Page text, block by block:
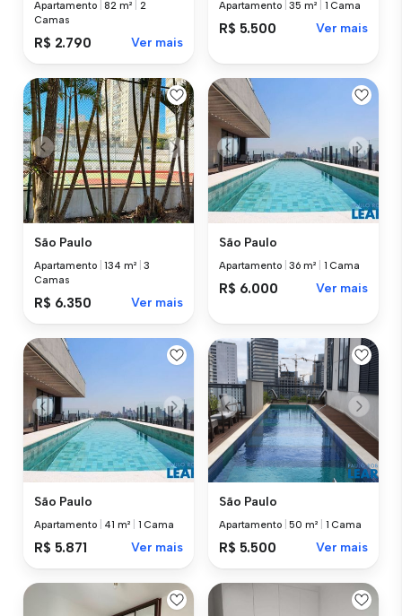
Apartamento |82 m²
2
Camas
R$ 2.790 Ver mais
Apartamento |35 m² 1 Cama
R$ 5.500 Ver mais
São Paulo
Apartamento |134 m² |3
Camas
R$ 6.350 Ver mais
São Paulo
Apartamento |36 m² 1 Cama
R$ 6.000 Ver mais
São Paulo
Apartamento 41 m² 1 Cama
R$ 5.871 Ver mais
São Paulo
Apartamento |50 m² 1 Cama
R$ 5.500 Ver mais